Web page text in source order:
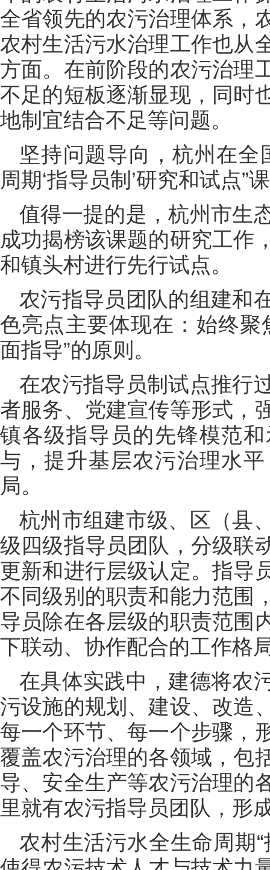
全省领先的农污治理体系，
农村生活污水治理工作也从
方面。在前阶段的农污治理
不足的短板逐渐显现，同时
地制宜结合不足等问题。
坚持问题导向，杭州在全
周期‘指导员制’研究和试点”
值得一提的是，杭州市生
成功揭榜该课题的研究工作
和镇头村进行先行试点。
农污指导员团队的组建和
色亮点主要体现在：始终聚
面指导”的原则。
在农污指导员制试点推行
者服务、党建宣传等形式，
镇各级指导员的先锋模范
与，提升基层农污治理水
局。
杭州市组建市级、区（县
级四级指导员团队，分级联
更新和进行层级认定。指导
不同级别的职责和能力范围
导员除在各层级的职责范围
下联动、协作配合的工作格
在具体实践中，建德将农
污设施的规划、建设、改造
每一个环节、每一个步骤，
覆盖农污治理的各领域，包
导、安全生产等农污治理的
里就有农污指导员团队，形
农村生活污水全生命周期